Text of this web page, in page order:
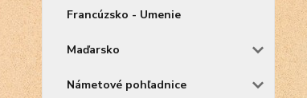
Francúzsko - Umenie
Maďarsko
Námetové pohľadnice